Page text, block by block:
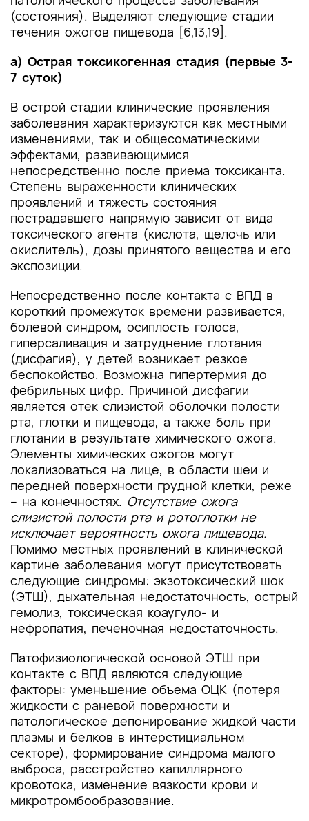
(состояния). Выделяют следующие стадии
течения ожогов пищевода [6,13,19].
а) Острая токсикогенная стадия (первые 3-
7 суток)
В острой стадии клинические проявления
заболевания характеризуются как местными
изменениями, так и общесоматическими
эффектами, развивающимися
непосредственно после приема токсиканта.
Степень выраженности клинических
проявлений и тяжесть состояния
пострадавшего напрямую зависит от вида
токсического агента (кислота, щелочь или
окислитель), дозы принятого вещества и его
экспозиции.
Непосредственно после контакта с ВПД в
короткий промежуток времени развивается,
болевой синдром, осиплость голоса,
гиперсаливация и затруднение глотания
(дисфагия), у детей возникает резкое
беспокойство. Возможна гипертермия до
фебрильных цифр. Причиной дисфагии
является отек слизистой оболочки полости
рта, глотки и пищевода, а также боль при
глотании в результате химического ожога.
Элементы химических ожогов могут
локализоваться на лице, в области шеи и
передней поверхности грудной клетки, реже
– на конечностях. Отсутствие ожога
слизистой полости рта и ротоглотки не
исключает вероятность ожога пищевода.
Помимо местных проявлений в клинической
картине заболевания могут присутствовать
следующие синдромы: экзотоксический шок
(ЭТШ), дыхательная недостаточность, острый
гемолиз, токсическая коаугуло- и
нефропатия, печеночная недостаточность.
Патофизиологической основой ЭТШ при
контакте с ВПД являются следующие
факторы: уменьшение объема ОЦК (потеря
жидкости с раневой поверхности и
патологическое депонирование жидкой части
плазмы и белков в интерстициальном
секторе), формирование синдрома малого
выброса, расстройство капиллярного
кровотока, изменение вязкости крови и
микротромбообразование.